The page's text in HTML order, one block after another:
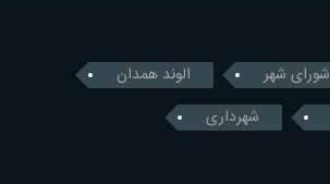
شورای شهر
الوند همدان
شهرداری